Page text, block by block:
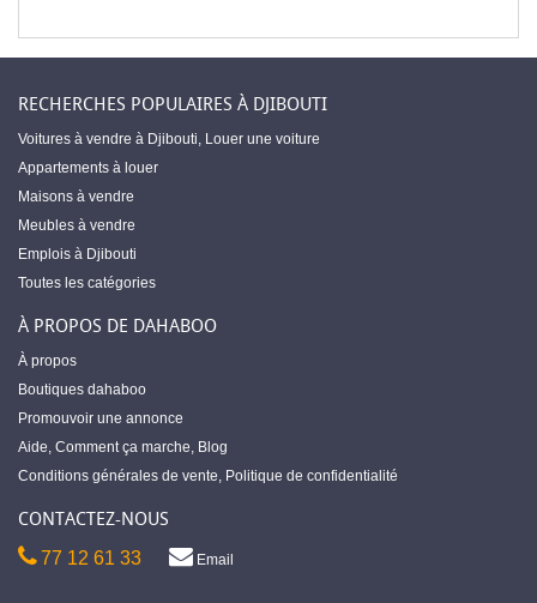
RECHERCHES POPULAIRES À DJIBOUTI
Voitures à vendre à Djibouti, Louer une voiture
Appartements à louer
Maisons à vendre
Meubles à vendre
Emplois à Djibouti
Toutes les catégories
À PROPOS DE DAHABOO
À propos
Boutiques dahaboo
Promouvoir une annonce
Aide, Comment ça marche, Blog
Conditions générales de vente, Politique de confidentialité
CONTACTEZ-NOUS
77 12 61 33 Email